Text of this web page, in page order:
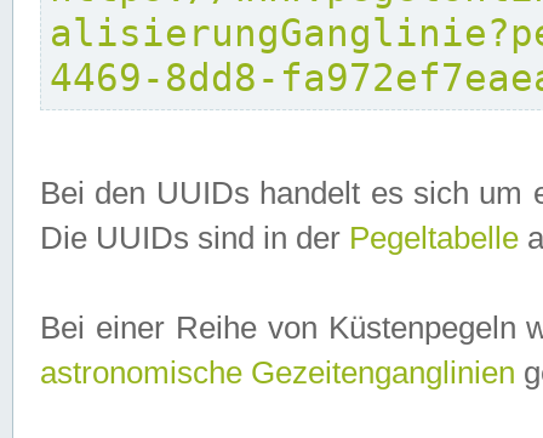
4469-8dd8-
Bei den UUIDs handelt es sich um
Die UUIDs sind in der Pegeltabelle
Bei einer Reihe von Küstenpegeln
astronomische Gezeitenganglinien